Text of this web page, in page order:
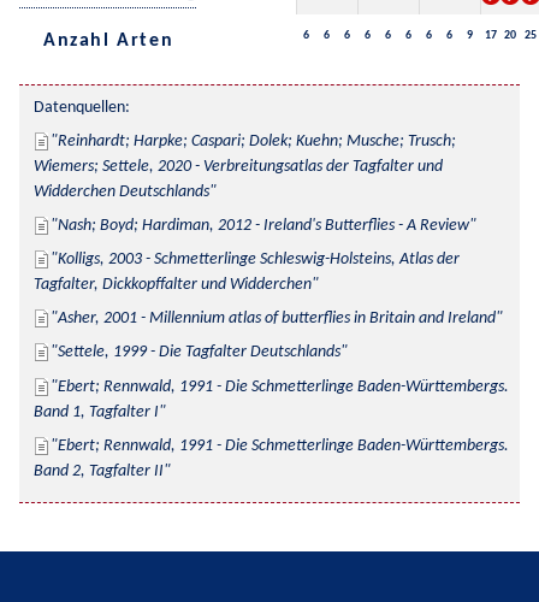
Anzahl Arten 6 6 6 6 6 6 6 6 9 17 20 25
Datenquellen:
Reinhardt; Harpke; Caspari; Dolek; Kuehn; Musche; Trusch;
Wiemers; Settele, 2020 - Verbreitungsatlas der Tagfalter und
Widderchen Deutschlands
Nash; Boyd; Hardiman, 2012 - Ireland's Butterflies - A Review
Kolligs, 2003 - Schmetterlinge Schleswig-Holsteins, Atlas der
Tagfalter, Dickkopffalter und Widderchen
Asher, 2001 - Millennium atlas of butterflies in Britain and Ireland
Settele, 1999 - Die Tagfalter Deutschlands
Ebert; Rennwald, 1991 - Die Schmetterlinge Baden-Württembergs.
Band 1, Tagfalter I
Ebert; Rennwald, 1991 - Die Schmetterlinge Baden-Württembergs.
Band 2, Tagfalter II